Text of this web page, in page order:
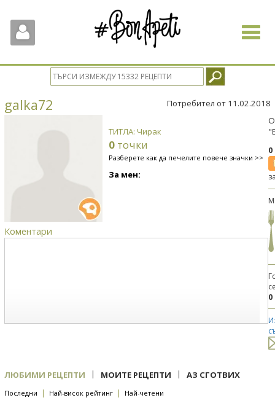
Toggle
galka72 Потребител от 11.02.2018
ТИТЛА: Чирак
0 точки
Разберете как да печелите повече значки >>
За мен:
Коментари
0
ЛЮБИМИ РЕЦЕПТИ | МОИТЕ РЕЦЕПТИ | АЗ СГОТВИХ
Последни | Най-висок рейтинг | Най-четени